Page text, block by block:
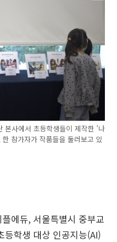
사에서 초등학생들이 제작한 '나
참가자가 작품들을 둘러보고 있
에듀, 서울특별시 중부교
등학생 대상 인공지능(AI)